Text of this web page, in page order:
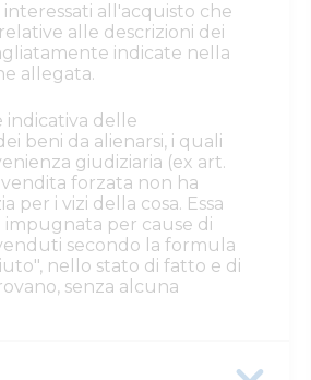
all'acquisto che
alle descrizioni dei
indicate nella
allegata.
indicativa delle
beni da alienarsi, i quali
giudiziaria (ex art.
vendita forzata non ha
per i vizi della cosa. Essa
impugnata per cause di
secondo la formula
nello stato di fatto e di
senza alcuna